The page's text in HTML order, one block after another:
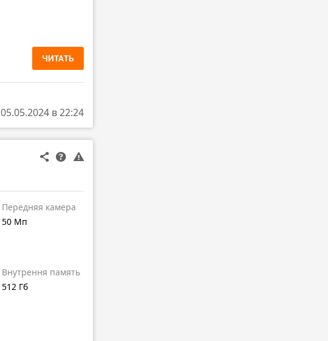
ЧИТАТЬ
05.05.2024 в 22:24
Передняя камера
50 Мп
Внутрення память
512 Гб